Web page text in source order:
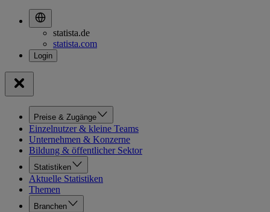
statista.de
statista.com
Preise & Zugänge
Einzelnutzer & kleine Teams
Unternehmen & Konzerne
Bildung & öffentlicher Sektor
Statistiken
Aktuelle Statistiken
Themen
Branchen